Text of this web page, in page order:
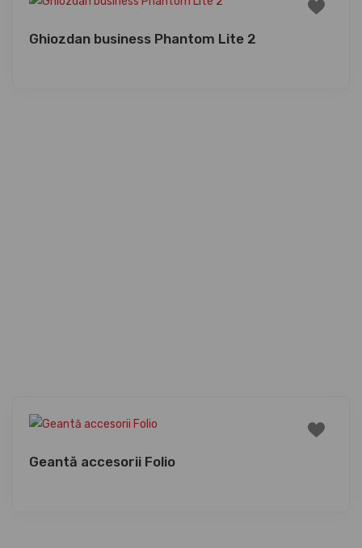
Ghiozdan business Phantom Lite 2
Geantă accesorii Folio